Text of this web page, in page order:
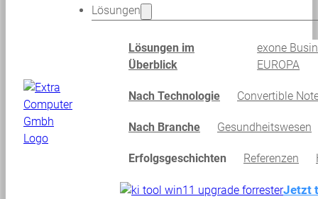
Lösungen
Lösungen im
Überblick
exone
EUROPA
Nach Technologie Convertible
Nach Branche Gesundheitswesen
Erfolgsgeschichten Referenzen
Jetzt